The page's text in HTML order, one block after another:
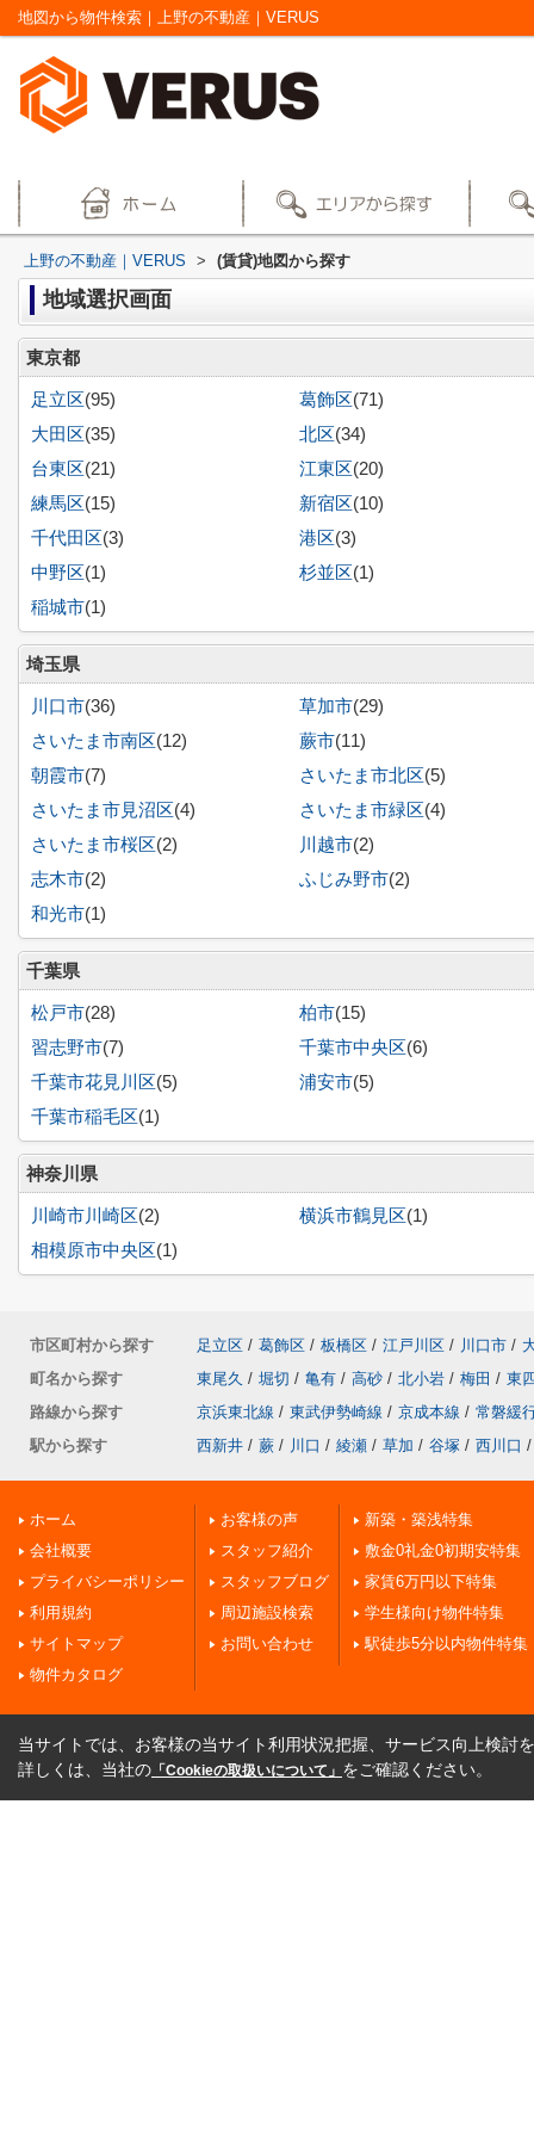
地図から物件検索｜上野の不動産｜VERUS
上野の不動産｜VERUS > (賃貸)地図から探す
地域選択画面
東京都
足立区(95) 葛飾区(71)
大田区(35) 北区(34)
台東区(21) 江東区(20)
練馬区(15) 新宿区(10)
千代田区(3) 港区(3)
中野区(1) 杉並区(1)
稲城市(1)
埼玉県
川口市(36) 草加市(29)
さいたま市南区(12) 蕨市(11)
朝霞市(7) さいたま市北区(5)
さいたま市見沼区(4) さいたま市緑区(4)
さいたま市桜区(2) 川越市(2)
志木市(2) ふじみ野市(2)
和光市(1)
千葉県
松戸市(28) 柏市(15)
習志野市(7) 千葉市中央区(6)
千葉市花見川区(5) 浦安市(5)
千葉市稲毛区(1)
神奈川県
川崎市川崎区(2) 横浜市鶴見区(1)
相模原市中央区(1)
市区町村から探す 足立区 / 葛飾区 / 板橋区 / 江戸川区 / 川口市 /
町名から探す
東尾久 / 堀切 / 亀有 / 高砂 / 北小岩 / 梅田 / 東
路線から探す
京浜東北線 / 東武伊勢崎線 / 京成本線 / 常磐緩
駅から探す
西新井 / 蕨 / 川口 / 綾瀬 / 草加 / 谷塚 / 西川口 /
ホーム
会社概要
プライバシーポリシー
利用規約
サイトマップ
物件カタログ
お客様の声
スタッフ紹介
スタッフブログ
周辺施設検索
お問い合わせ
新築・築浅特集
敷金0礼金0初期安特集
家賃6万円以下特集
学生様向け物件特集
駅徒歩5分以内物件特集
当サイトでは、お客様の当サイト利用状況把握、サービス向上検討
詳しくは、当社の 「Cookieの取扱いについて」 をご確認ください。